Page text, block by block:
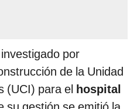
por
de la Unidad
(UCI) para el hospital